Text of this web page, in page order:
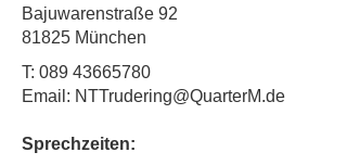
Bajuwarenstraße 92
81825 München
T: 089 43665780
Email: NTTrudering@QuarterM.de
Sprechzeiten: